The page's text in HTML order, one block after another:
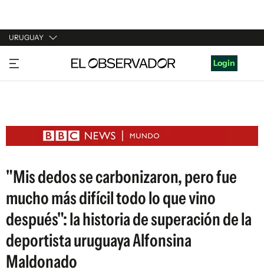
URUGUAY
URUGUAY
ARGENTINA
ESTADOS UNIDOS
Login
"Mis dedos se carbonizaron, pero fue
mucho más difícil todo lo que vino
después": la historia de superación de la
deportista uruguaya Alfonsina
Maldonado